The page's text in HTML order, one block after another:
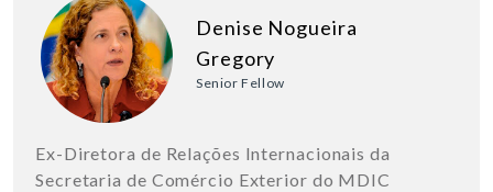
Denise Nogueira
Gregory
Senior Fellow
Ex-Diretora de Relações Internacionais da
Secretaria de Comércio Exterior do MDIC